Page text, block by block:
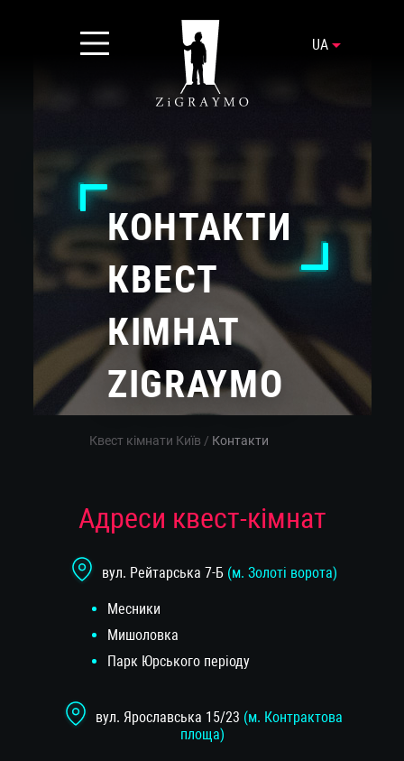
UA
КОНТАКТИ
КВЕСТ
КІМНАТ
ZIGRAYMO
Квест кімнати Київ / Контакти
Адреси квест-кімнат
вул. Рейтарська 7-Б (м. Золоті ворота)
Месники
Мишоловка
Парк Юрського перiоду
вул. Ярославська 15/23 (м. Контрактова
площа)